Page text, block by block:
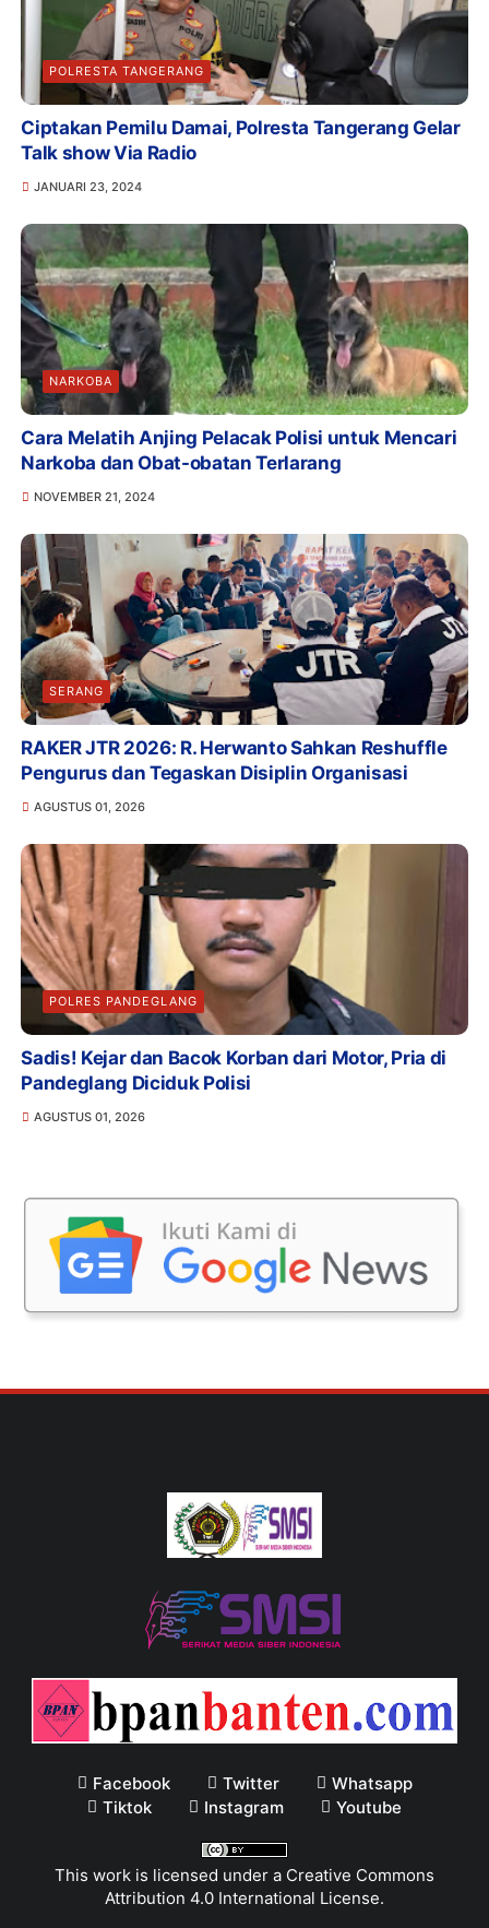
POLRESTA TANGERANG
Ciptakan Pemilu Damai, Polresta Tangerang Gelar
Talk show Via Radio
JANUARI 23, 2024
NARKOBA
Cara Melatih Anjing Pelacak Polisi untuk Mencari
Narkoba dan Obat-obatan Terlarang
NOVEMBER 21, 2024
SERANG
RAKER JTR 2026: R. Herwanto Sahkan Reshuffle
Pengurus dan Tegaskan Disiplin Organisasi
AGUSTUS 01, 2026
POLRES PANDEGLANG
Sadis! Kejar dan Bacok Korban dari Motor, Pria di
Pandeglang Diciduk Polisi
AGUSTUS 01, 2026
Facebook Twitter
Whatsapp
Tiktok
Instagram Youtube
This work is licensed under a Creative Commons
Attribution 4.0 International License.